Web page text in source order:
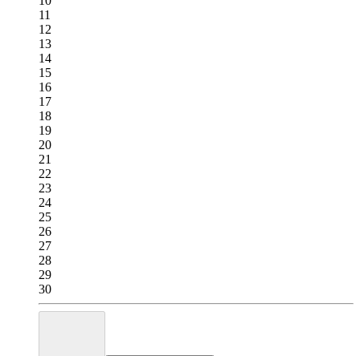
11
12
13
14
15
16
17
18
19
20
21
22
23
24
25
26
27
28
29
30